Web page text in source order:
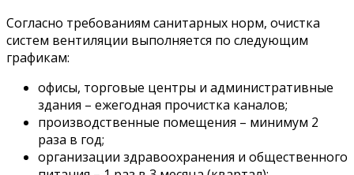
Согласно требованиям санитарных норм, очистка
систем вентиляции выполняется по следующим
графикам:
офисы, торговые центры и административные
здания – ежегодная прочистка каналов;
производственные помещения – минимум 2
раза в год;
организации здравоохранения и общественного